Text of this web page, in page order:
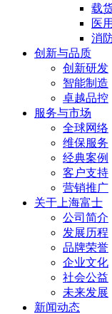
载
医
消
创新与品质
创新研发
智能制造
卓越品控
服务与市场
全球网络
维保服务
经典案例
客户支持
营销推广
关于上海富士
公司简介
发展历程
品牌荣誉
企业文化
社会公益
未来发展
新闻动态